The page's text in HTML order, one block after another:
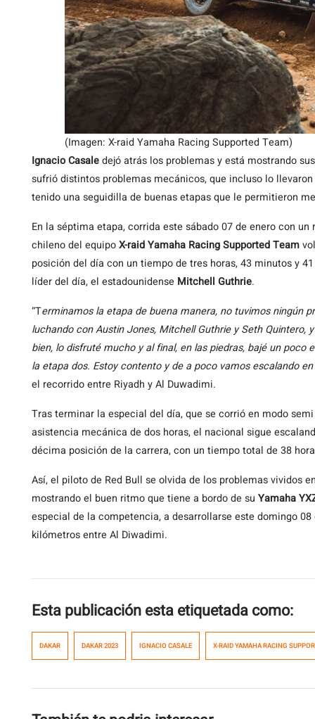
(Imagen: X-raid Yamaha Racing Supported Team)
Ignacio Casaledejó atrás los problemas y está mostrando
sufrió distintos problemas mecánicos, que incluso lo
tenido una seguidilla de buenas etapas que le permitieron
En la séptima etapa, corrida este sábado 07 de enero con
chileno del equipoX-raid Yamaha Racing Supported Team
posición del día con un tiempo de tres horas, 43 minutos y
líder del día, el estadounidense Mitchell Guthrie.
“Terminamos la etapa de buena manera, no tuvimos ningún
luchando con Austin Jones, Mitchell Guthrie y Seth
bien, lo disfruté mucho y al final, en las piedras, bajé un
la etapa dos. Estoy contento y de a poco vamos escalando
el recorrido entre Riyadh y Al Duwadimi.
Tras terminar la especial del día, que se corrió en modo
asistencia mecánica de dos horas, el nacional sigue
décima posición de la carrera, con un tiempo total de 38
Así, el piloto de Red Bull se olvida de los problemas vividos
mostrando el buen ritmo que tiene a bordo de su Yamaha
especial de la competencia, a desarrollarse este domingo
kilómetros entre Al Diwadimi.
Esta publicación esta etiquetada como:
DAKAR DAKAR 2023 IGNACIO CASALE X-RAID YAMAHA RACING